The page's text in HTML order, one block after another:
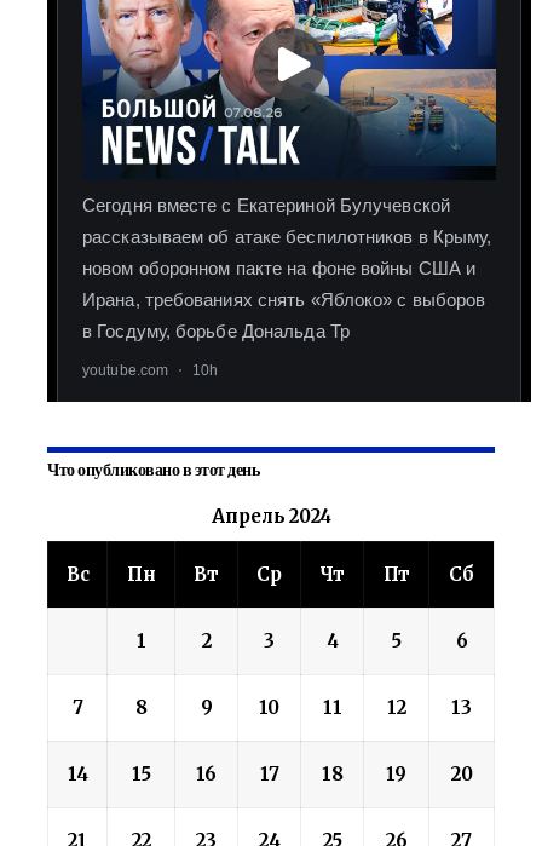
Что опубликовано в этот день
Апрель 2024
Вс Пн Вт Ср Чт Пт Сб
1 2 3 4 5 6
7 8 9 10 11 12 13
14 15 16 17 18 19 20
21 22 23 24 25 26 27